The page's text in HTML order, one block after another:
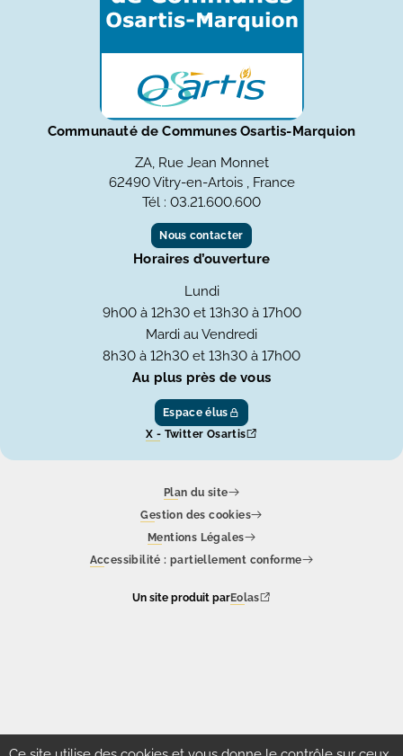
Communauté de Communes Osartis-Marquion
ZA, Rue Jean Monnet
62490 Vitry-en-Artois , France
Tél : 03.21.600.600
Nous contacter
Horaires d’ouverture
Lundi
9h00 à 12h30 et 13h30 à 17h00
Mardi au Vendredi
8h30 à 12h30 et 13h30 à 17h00
Au plus près de vous
Espace élus
X - Twitter Osartis
Plan du site
Gestion des cookies
Mentions Légales
Accessibilité : partiellement conforme
Un site produit parEolas